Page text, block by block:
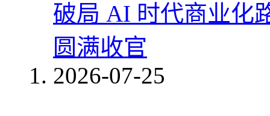
破局 AI 时代商业化
圆满收官
2026-07-25